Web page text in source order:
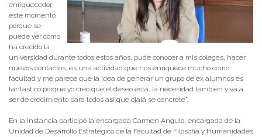
enriquecedor
este momento
porque se
puede ver como
ha crecido la
universidad durante todos estos años, pude conocer a mis colegas, hacer
nuevos contactos, es una actividad que nos enriquece mucho como
facultad y me parece que la idea de generar un grupo de ex alumnos es
fantástico porque yo creo que el deseo está, la necesidad también y va a
ser de crecimiento para todos así que ojalá se concrete”.
En la instancia participó la encargada Carmen Angulo, encargada de la
Unidad de Desarrollo Estratégico de la Facultad de Filosofía y Humanidades